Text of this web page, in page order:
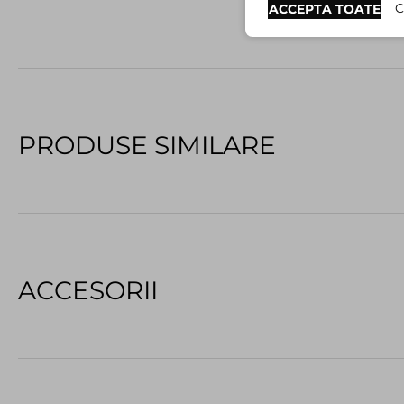
PRODUSE SIMILARE
ACCESORII
ACCEPTA TOATE